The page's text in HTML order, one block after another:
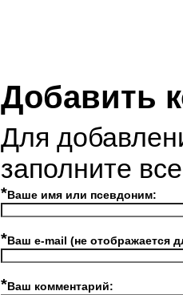
Добавить
Для
заполните
*Ваше имя или псевдоним:
*Ваш e-mail (не отображается
*Ваш комментарий: